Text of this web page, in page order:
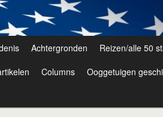
Achtergronden Reizen/alle 50
Columns Ooggetuigen